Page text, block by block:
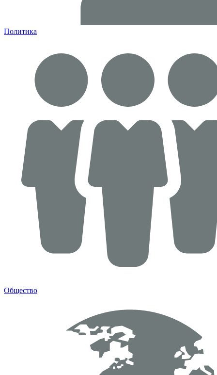
Политика
Общество